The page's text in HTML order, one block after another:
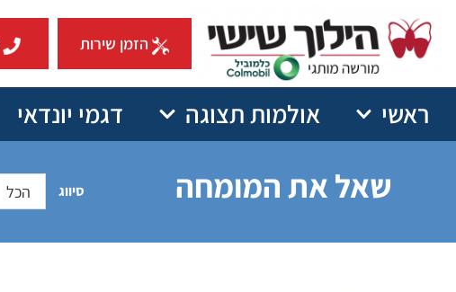
הזמן שירות
ראשי אולמות תצוגה דגמי יונדאי
שאל את המומחה סיווג